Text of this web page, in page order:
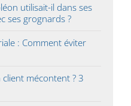
utilisait-il dans ses
ses grognards ?
: Comment éviter
mécontent ? 3